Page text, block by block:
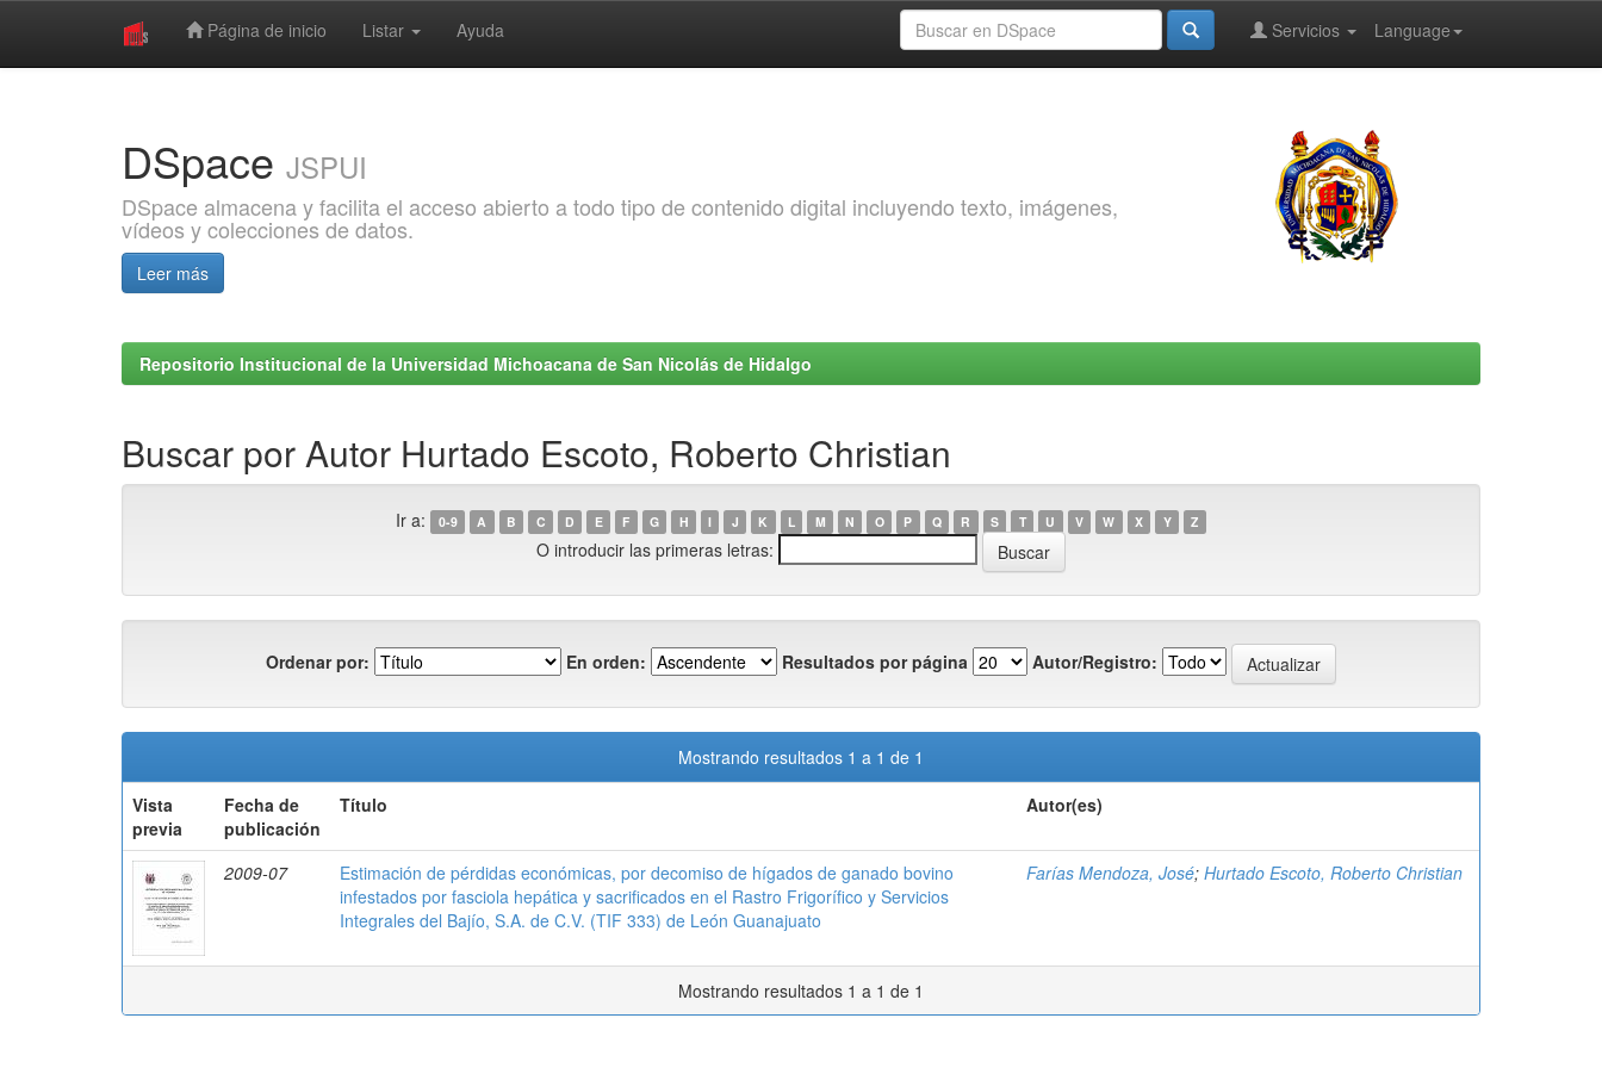
Página de inicio Listar Ayuda Language
Servicios
DSpace JSPUI
DSpace almacena y facilita el acceso abierto a todo tipo de contenido digital incluyendo texto, imágenes,
vídeos y colecciones de datos.
Leer más
Repositorio Institucional de la Universidad Michoacana de San Nicolás de Hidalgo
Buscar por Autor Hurtado Escoto, Roberto Christian
Ir a: 0-9 A B C D E F G H I J K L M N O P Q R S T U V W X Y Z
O introducir las primeras letras:
Ordenar por: En orden: Resultados por página Autor/Registro:
Mostrando resultados 1 a 1 de 1
Vista
previa
Fecha de
publicación
Título Autor(es)
2009-07
Estimación de pérdidas económicas, por decomiso de hígados de ganado bovino
infestados por fasciola hepática y sacrificados en el Rastro Frigorífico y Servicios
Integrales del Bajío, S.A. de C.V. (TIF 333) de León Guanajuato
Farías Mendoza, José; Hurtado Escoto, Roberto Christian
Mostrando resultados 1 a 1 de 1